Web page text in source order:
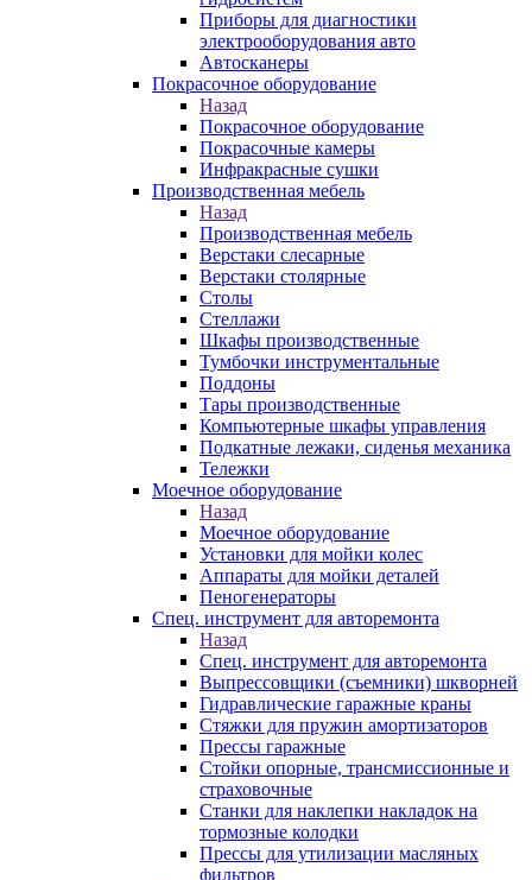
Приборы для диагностики
электрооборудования авто
Автосканеры
Покрасочное оборудование
Назад
Покрасочное оборудование
Покрасочные камеры
Инфракрасные сушки
Производственная мебель
Назад
Производственная мебель
Верстаки слесарные
Верстаки столярные
Столы
Стеллажи
Шкафы производственные
Тумбочки инструментальные
Поддоны
Тары производственные
Компьютерные шкафы управления
Подкатные лежаки, сиденья механика
Тележки
Моечное оборудование
Назад
Моечное оборудование
Установки для мойки колес
Аппараты для мойки деталей
Пеногенераторы
Спец. инструмент для авторемонта
Назад
Спец. инструмент для авторемонта
Выпрессовщики (съемники) шкворней
Гидравлические гаражные краны
Стяжки для пружин амортизаторов
Прессы гаражные
Стойки опорные, трансмиссионные и
страховочные
Станки для наклепки накладок на
тормозные колодки
Прессы для утилизации масляных
фильтров